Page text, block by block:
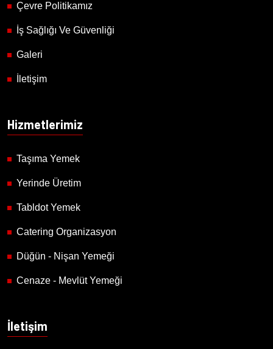
Çevre Politikamız
İş Sağlığı Ve Güvenliği
Galeri
İletişim
Hizmetlerimiz
Taşıma Yemek
Yerinde Üretim
Tabldot Yemek
Catering Organizasyon
Düğün - Nişan Yemeği
Cenaze - Mevlüt Yemeği
İletişim